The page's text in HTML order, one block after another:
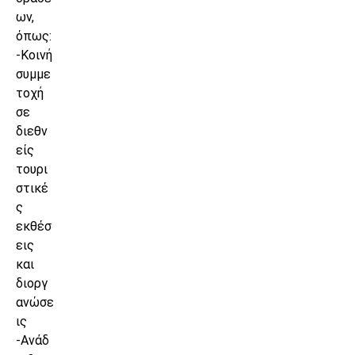
ων,
όπως:
-Κοινή
συμμε
τοχή
σε
διεθν
είς
τουρι
στικέ
ς
εκθέσ
εις
και
διοργ
ανώσε
ις
-Ανάδ